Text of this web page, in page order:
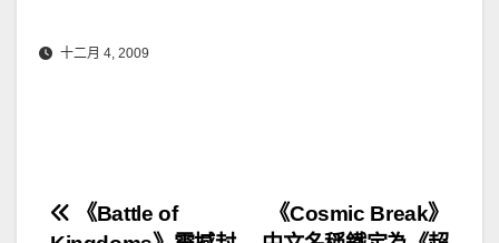
十二月 4, 2009
文
《Cosmic Break》
《Battle of